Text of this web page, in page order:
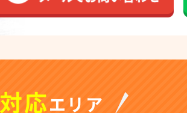
対応エリア